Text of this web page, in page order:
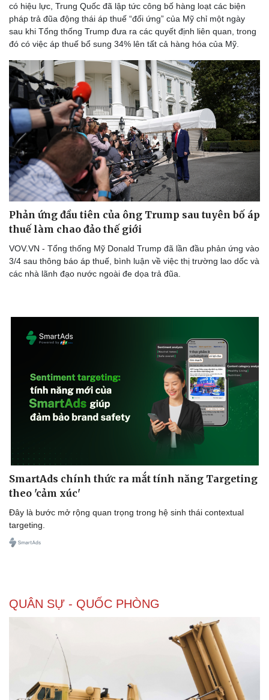
Doanh nghiệp
có hiệu lực, Trung Quốc đã lập tức công bố hàng loạt các biện
pháp trả đũa động thái áp thuế “đối ứng” của Mỹ chỉ một ngày
sau khi Tổng thống Trump đưa ra các quyết định liên quan, trong
đó có việc áp thuế bổ sung 34% lên tất cả hàng hóa của Mỹ.
Phản ứng đầu tiên của ông Trump sau tuyên bố áp
thuế làm chao đảo thế giới
VOV.VN - Tổng thống Mỹ Donald Trump đã lần đầu phản ứng vào
3/4 sau thông báo áp thuế, bình luận về việc thị trường lao dốc và
các nhà lãnh đạo nước ngoài đe dọa trả đũa.
SmartAds chính thức ra mắt tính năng Targeting
theo 'cảm xúc'
Đây là bước mở rộng quan trọng trong hệ sinh thái contextual
targeting.
QUÂN SỰ - QUỐC PHÒNG